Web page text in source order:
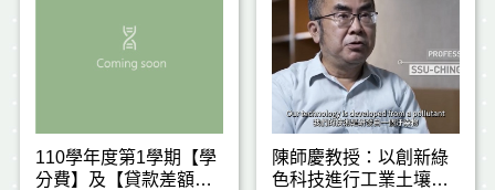
110學年度第1學期【學
分費】及【貸款差額】
陳師慶教授：以創新綠
色科技進行工業土壤及